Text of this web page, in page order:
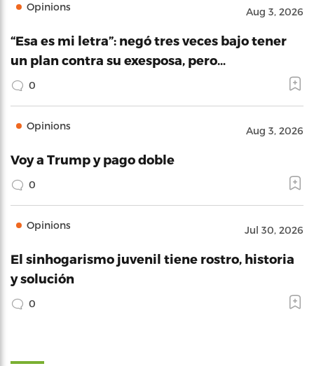
Opinions Aug 3, 2026
“Esa es mi letra”: negó tres veces bajo tener
un plan contra su exesposa, pero…
0
Opinions Aug 3, 2026
Voy a Trump y pago doble
0
Opinions Jul 30, 2026
El sinhogarismo juvenil tiene rostro, historia
y solución
0